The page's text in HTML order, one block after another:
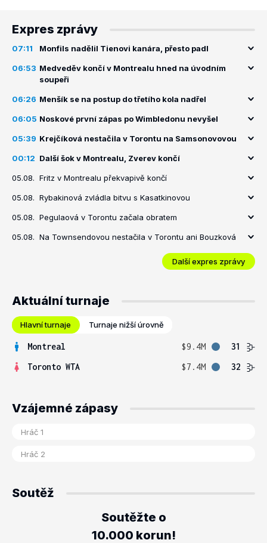
Expres zprávy
07:11 Monfils nadělil Tienovi kanára, přesto padl
06:53 Medveděv končí v Montrealu hned na úvodním
soupeři
06:26 Menšík se na postup do třetího kola nadřel
06:05 Noskové první zápas po Wimbledonu nevyšel
05:39 Krejčíková nestačila v Torontu na Samsonovovou
00:12 Další šok v Montrealu, Zverev končí
05.08. Fritz v Montrealu překvapivě končí
05.08. Rybakinová zvládla bitvu s Kasatkinovou
05.08. Pegulaová v Torontu začala obratem
05.08. Na Townsendovou nestačila v Torontu ani Bouzková
Další expres zprávy
Aktuální turnaje
Hlavní turnaje Turnaje nižší úrovně
Montreal $9.4M
31
Toronto WTA
$7.4M 32
Vzájemné zápasy
Soutěž
Soutěžte o
10.000 korun!